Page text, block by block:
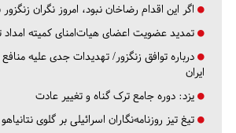
اگر این اقدام رضاخان نبود، امروز نگران زنگزور
تمدید عضویت اعضای هیات‌امنای کمیته امداد
درباره توافق زنگزور/ تهدیدات جدی علیه
ایران
یزد: دوره جامع ترک گناه و تغییر عادت
تیغ تیز روزنامه‌نگاران اسرائیلی بر گلوی نتانیاهو